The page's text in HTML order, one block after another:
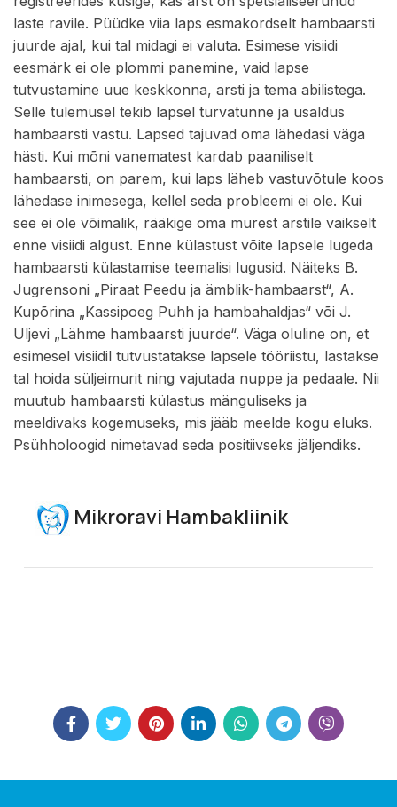
laste ravile. Püüdke viia laps esmakordselt hambaarsti
juurde ajal, kui tal midagi ei valuta. Esimese visiidi
eesmärk ei ole plommi panemine, vaid lapse
tutvustamine uue keskkonna, arsti ja tema abilistega.
Selle tulemusel tekib lapsel turvatunne ja usaldus
hambaarsti vastu. Lapsed tajuvad oma lähedasi väga
hästi. Kui mõni vanematest kardab paaniliselt
hambaarsti, on parem, kui laps läheb vastuvõtule koos
lähedase inimesega, kellel seda probleemi ei ole. Kui
see ei ole võimalik, rääkige oma murest arstile vaikselt
enne visiidi algust. Enne külastust võite lapsele lugeda
hambaarsti külastamise teemalisi lugusid. Näiteks B.
Jugrensoni „Piraat Peedu ja ämblik-hambaarst“, A.
Kupõrina „Kassipoeg Puhh ja hambahaldjas“ või J.
Uljevi „Lähme hambaarsti juurde“. Väga oluline on, et
esimesel visiidil tutvustatakse lapsele tööriistu, lastakse
tal hoida süljeimurit ning vajutada nuppe ja pedaale. Nii
muutub hambaarsti külastus mänguliseks ja
meeldivaks kogemuseks, mis jääb meelde kogu eluks.
Psühholoogid nimetavad seda positiivseks jäljendiks.
Mikroravi Hambakliinik